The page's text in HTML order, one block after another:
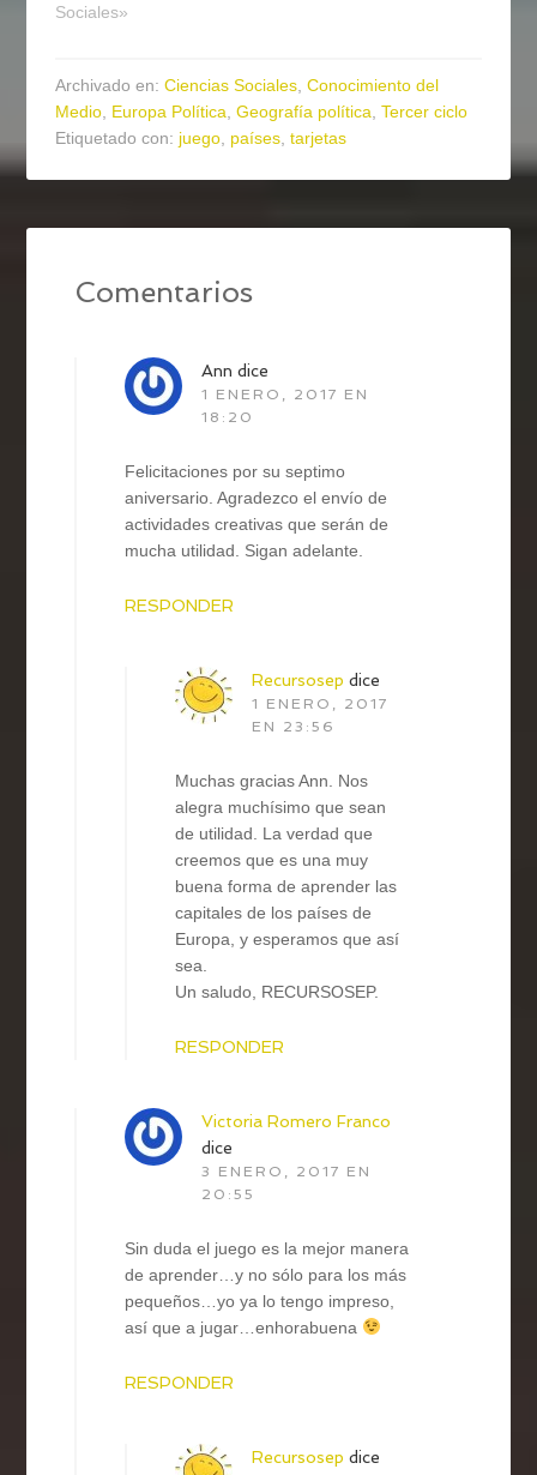
Sociales»
Archivado en:Ciencias Sociales ,Conocimiento del
Medio Europa Política ,Geografía política ,Tercer ciclo
Etiquetado con: juego países ,tarjetas
Comentarios
Ann dice
1 ENERO, 2017 EN
18:20
Felicitaciones por su septimo
aniversario. Agradezco el envío de
actividades creativas que serán de
mucha utilidad. Sigan adelante.
RESPONDER
Recursosep dice
1 ENERO, 2017
EN 23:56
Muchas gracias Ann. Nos
alegra muchísimo que sean
de utilidad. La verdad que
creemos que es una muy
buena forma de aprender las
capitales de los países de
Europa, y esperamos que así
sea.
Un saludo, RECURSOSEP.
RESPONDER
Victoria Romero Franco
dice
3 ENERO, 2017 EN
20:55
Sin duda el juego es la mejor manera
de aprender…y no sólo para los más
pequeños…yo ya lo tengo impreso,
así que a jugar…enhorabuena
RESPONDER
Recursosep dice